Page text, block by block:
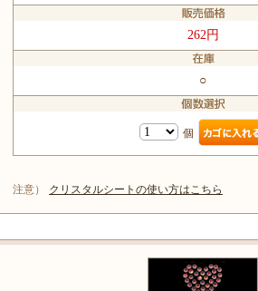
262円
○
個
注意） クリスタルシートの使い方はこちら